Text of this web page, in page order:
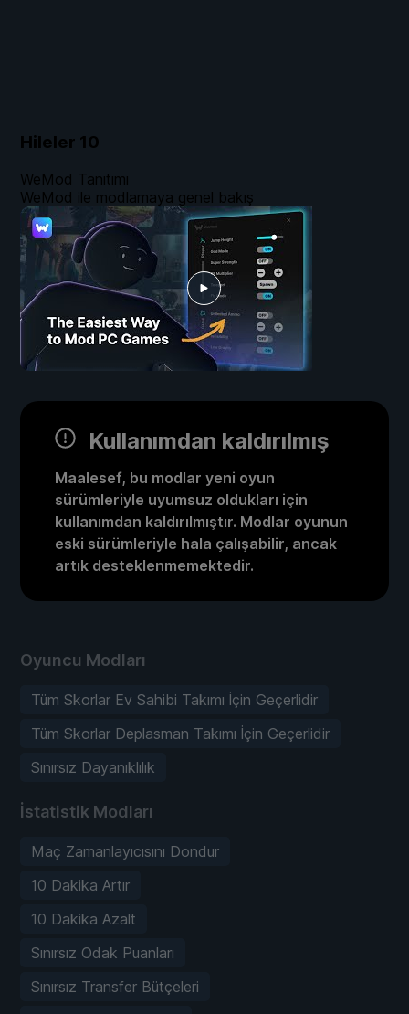
Hileler 10
Kullanımdan kaldırılmış
Maalesef, bu modlar yeni oyun
sürümleriyle uyumsuz oldukları için
kullanımdan kaldırılmıştır. Modlar oyunun
eski sürümleriyle hala çalışabilir, ancak
artık desteklenmemektedir.
Oyuncu Modları
Tüm Skorlar Ev Sahibi Takımı İçin Geçerlidir
Tüm Skorlar Deplasman Takımı İçin Geçerlidir
Sınırsız Dayanıklılık
İstatistik Modları
Maç Zamanlayıcısını Dondur
10 Dakika Artır
10 Dakika Azalt
Sınırsız Odak Puanları
Sınırsız Transfer Bütçeleri
WeMod Tanıtımı
WeMod ile modlamaya genel bakış